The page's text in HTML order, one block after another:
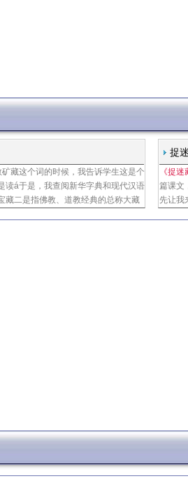
矿藏这个词的时候，我告诉学生这是个
读á于是，我查阅新华字典和现代汉语
藏二是指佛教、道教经典的总称大藏
捉
《捉
篇课文
先让我